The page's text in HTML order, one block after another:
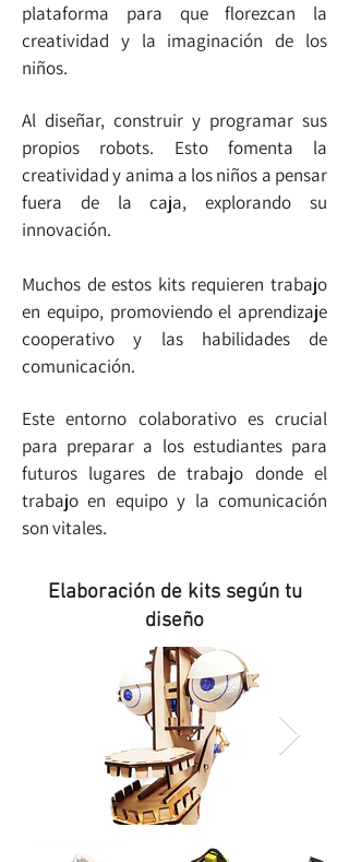
plataforma para que florezcan la
creatividad y la imaginación de los
niños.
Al diseñar, construir y programar sus
propios robots. Esto fomenta la
creatividad y anima a los niños a pensar
fuera de la caja, explorando su
innovación.
Muchos de estos kits requieren trabajo
en equipo, promoviendo el aprendizaje
cooperativo y las habilidades de
comunicación.
Este entorno colaborativo es crucial
para preparar a los estudiantes para
futuros lugares de trabajo donde el
trabajo en equipo y la comunicación
son vitales.
Elaboración de kits según tu
diseño